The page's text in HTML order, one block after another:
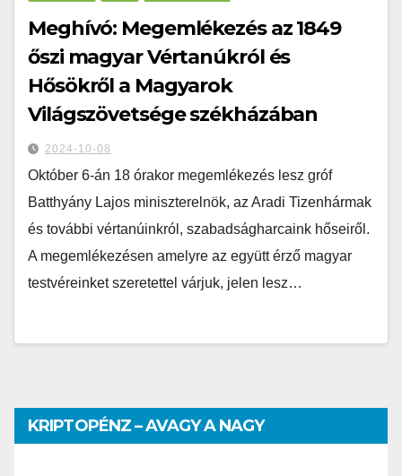
Meghívó: Megemlékezés az 1849
őszi magyar Vértanúkról és
Hősökről a Magyarok
Világszövetsége székházában
2024-10-08
Október 6-án 18 órakor megemlékezés lesz gróf
Batthyány Lajos miniszterelnök, az Aradi Tizenhármak
és további vértanúinkról, szabadságharcaink hőseiről.
A megemlékezésen amelyre az együtt érző magyar
testvéreinket szeretettel várjuk, jelen lesz…
KRIPTOPÉNZ – AVAGY A NAGY